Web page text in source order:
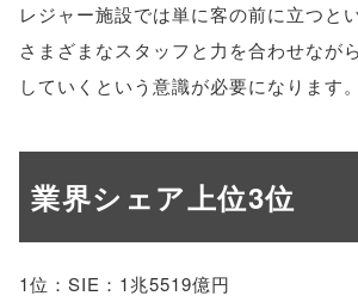
レジャー施設では単に客の前に立つと
さまざまなスタッフと力を合わせなが
していくという意識が必要になります。
業界シェア上位3位
1位：SIE：1兆5519億円